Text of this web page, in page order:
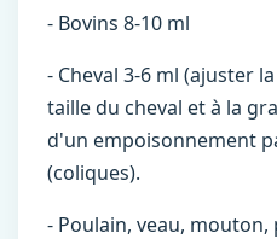
- Bovins 8-10 ml
- Cheval 3-6 ml (ajuster
taille du cheval et à la
d'un empoisonnement
(coliques).
- Poulain, veau, mouton,